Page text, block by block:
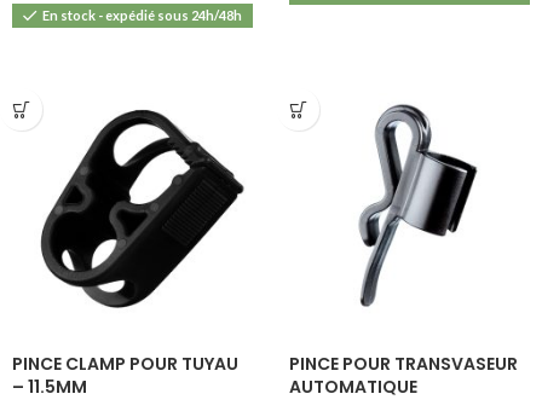
En stock - expédié sous 24h/48h
PINCE CLAMP POUR TUYAU
– 11.5MM
PINCE POUR TRANSVASEUR
AUTOMATIQUE